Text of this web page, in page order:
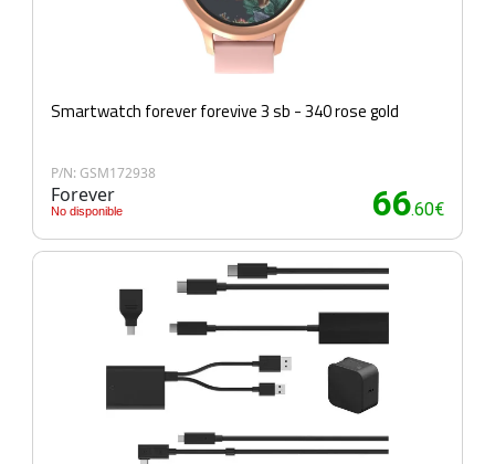
Smartwatch forever forevive 3 sb - 340 rose gold
P/N: GSM172938
Forever
No disponible 66.60€